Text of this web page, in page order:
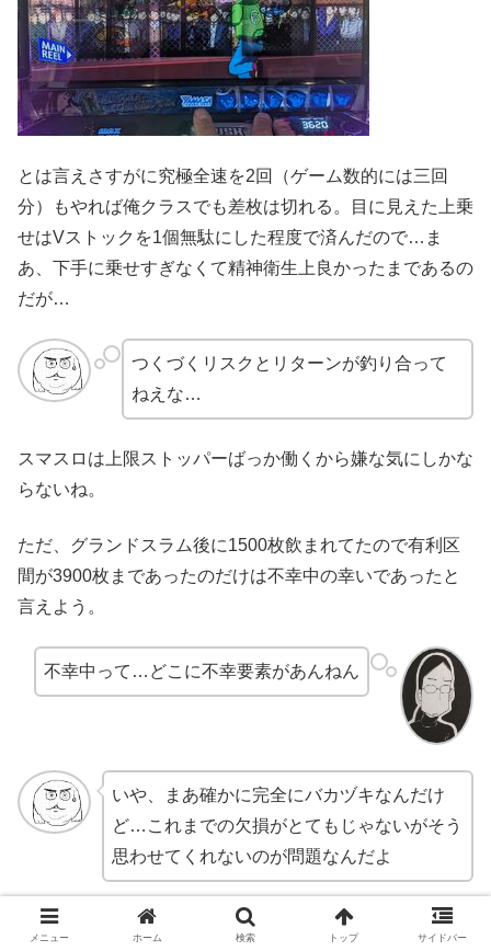
とは言えさすがに究極全速を2回（ゲーム数的には三回
分）もやれば俺クラスでも差枚は切れる。目に見えた上乗
せはVストックを1個無駄にした程度で済んだので…ま
あ、下手に乗せすぎなくて精神衛生上良かったまであるの
だが…
つくづくリスクとリターンが釣り合って
ねえな…
スマスロは上限ストッパーばっか働くから嫌な気にしかな
らないね。
ただ、グランドスラム後に1500枚飲まれてたので有利区
間が3900枚まであったのだけは不幸中の幸いであったと
言えよう。
不幸中って…どこに不幸要素があんねん
いや、まあ確かに完全にバカヅキなんだけ
ど…これまでの欠損がとてもじゃないがそう
思わせてくれないのが問題なんだよ
正直これだけじゃ全然足らないので、青島SGでさらに爆
メニュー ホーム 検索 トップ サイドバー